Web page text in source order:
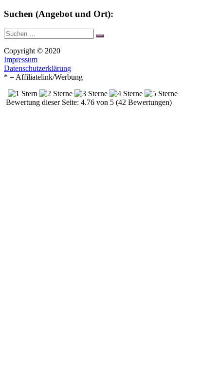
Suchen (Angebot und Ort):
Suche
nach:
Suchen
Copyright © 2020
Impressum
Datenschutzerklärung
* = Affiliatelink/Werbung
Bewertung dieser Seite: 4.76 von 5 (42 Bewertungen)